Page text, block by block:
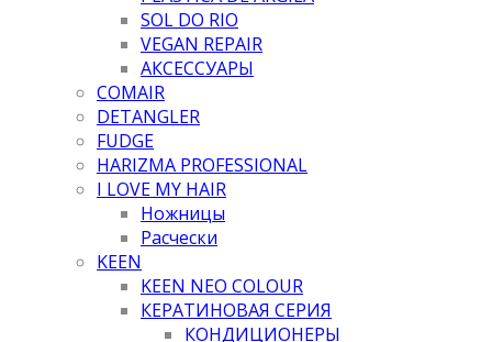
SOL DO RIO
VEGAN REPAIR
АКСЕССУАРЫ
COMAIR
DETANGLER
FUDGE
HARIZMA PROFESSIONAL
I LOVE MY HAIR
Ножницы
Расчески
KEEN
KEEN NEO COLOUR
КЕРАТИНОВАЯ СЕРИЯ
КОНДИЦИОНЕРЫ